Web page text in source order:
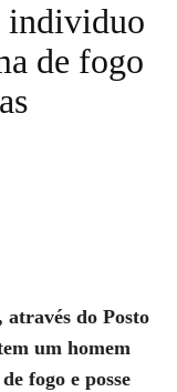
individuo
de fogo
do Posto
um homem
fogo e posse